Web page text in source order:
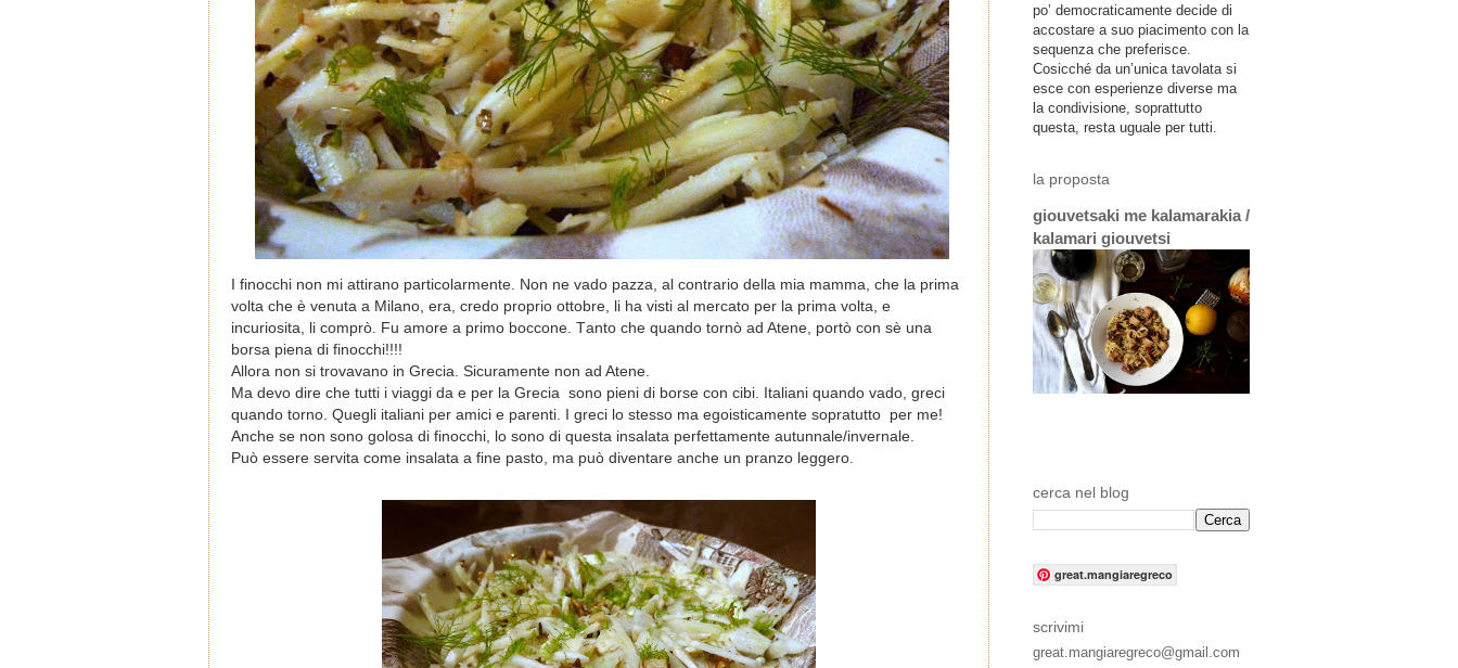
I finocchi non mi attirano particolarmente. Non ne vado pazza, al contrario della mia mamma, che la prima
volta che è venuta a Milano, era, credo proprio ottobre, li ha visti al mercato per la prima volta, e
incuriosita, li comprò. Fu amore a primo boccone. Tanto che quando tornò ad Atene, portò con sè una
borsa piena di finocchi!!!!
Allora non si trovavano in Grecia. Sicuramente non ad Atene.
Ma devo dire che tutti i viaggi da e per la Grecia sono pieni di borse con cibi. Italiani quando vado, greci
quando torno. Quegli italiani per amici e parenti. I greci lo stesso ma egoisticamente sopratutto per me!
Anche se non sono golosa di finocchi, lo sono di questa insalata perfettamente autunnale/invernale.
Può essere servita come insalata a fine pasto, ma può diventare anche un pranzo leggero.
po’ democraticamente decide di
accostare a suo piacimento con la
sequenza che preferisce.
Cosicché da un’unica tavolata si
esce con esperienze diverse ma
la condivisione, soprattutto
questa, resta uguale per tutti.
la proposta
giouvetsaki me kalamarakia /
kalamari giouvetsi
cerca nel blog
great.mangiaregreco
scrivimi
great.mangiaregreco@gmail.com